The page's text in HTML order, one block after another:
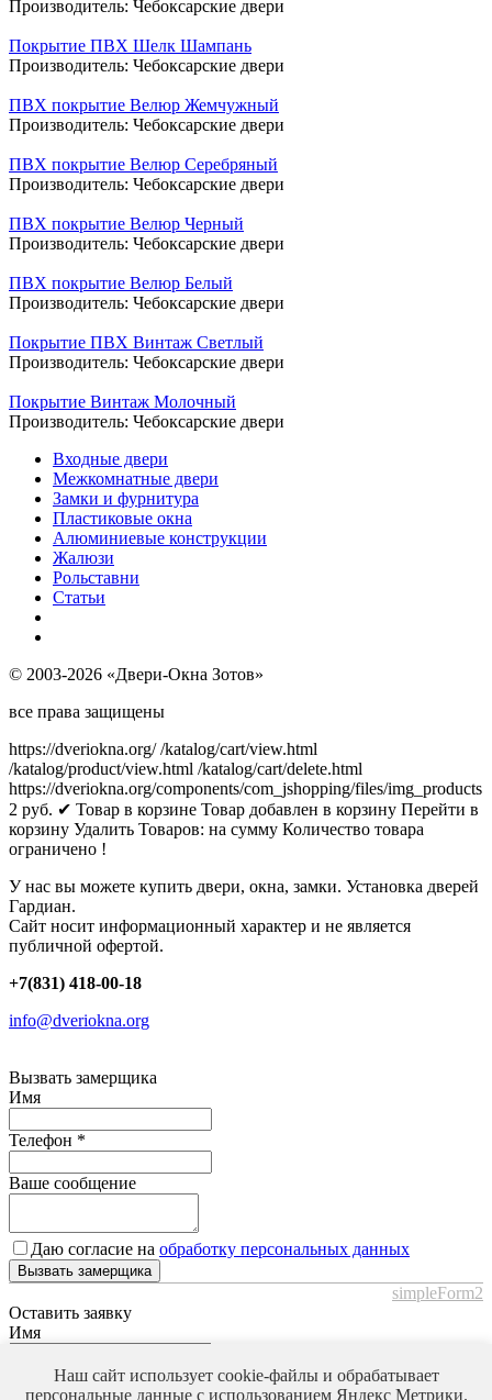
Производитель: Чебоксарские двери
Покрытие ПВХ Шелк Шампань
Производитель: Чебоксарские двери
ПВХ покрытие Велюр Жемчужный
Производитель: Чебоксарские двери
ПВХ покрытие Велюр Серебряный
Производитель: Чебоксарские двери
ПВХ покрытие Велюр Черный
Производитель: Чебоксарские двери
ПВХ покрытие Велюр Белый
Производитель: Чебоксарские двери
Покрытие ПВХ Винтаж Светлый
Производитель: Чебоксарские двери
Покрытие Винтаж Молочный
Производитель: Чебоксарские двери
Входные двери
Межкомнатные двери
Замки и фурнитура
Пластиковые окна
Алюминиевые конструкции
Жалюзи
Рольставни
Статьи
© 2003-2026 «Двери-Окна Зотов»
все права защищены
https://dveriokna.org/ /katalog/cart/view.html
/katalog/product/view.html /katalog/cart/delete.html
https://dveriokna.org/components/com_jshopping/files/img_products
2 руб. ✔ Товар в корзине Товар добавлен в корзину Перейти в
корзину Удалить Товаров: на сумму Количество товара
ограничено !
У нас вы можете купить двери, окна, замки. Установка дверей
Гардиан.
Сайт носит информационный характер и не является
публичной офертой.
+7(831) 418-00-18
info@dveriokna.org
Вызвать замерщика
Имя
Телефон *
Ваше сообщение
Даю согласие на обработку персональных данных
Вызвать замерщика
simpleForm2
Оставить заявку
Имя
Телефон*
Наш сайт использует cookie-файлы и обрабатывает
персональные данные с использованием Яндекс Метрики.